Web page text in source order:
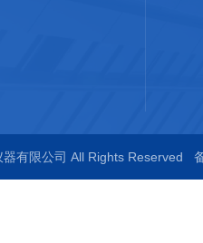
有限公司 All Rights Reserved